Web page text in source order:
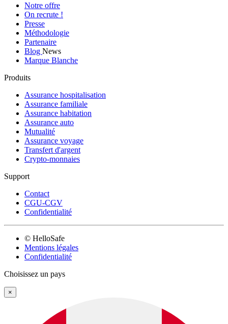
Notre offre
On recrute !
Presse
Méthodologie
Partenaire
Blog News
Marque Blanche
Produits
Assurance hospitalisation
Assurance familiale
Assurance habitation
Assurance auto
Mutualité
Assurance voyage
Transfert d'argent
Crypto-monnaies
Support
Contact
CGU-CGV
Confidentialité
© HelloSafe
Mentions légales
Confidentialité
Choisissez un pays
×